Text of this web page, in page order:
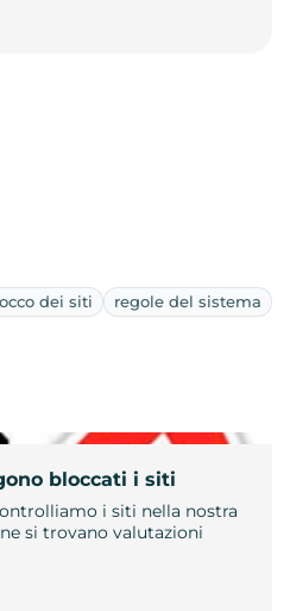
dei siti
regole del sistema
bloccati i siti
i siti nella nostra
si trovano valutazioni